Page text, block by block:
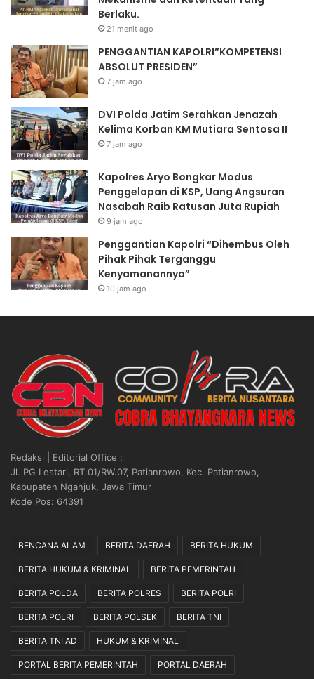
Berlaku.
21 menit ago
PENGGANTIAN KAPOLRI”KOMPETENSI
ABSOLUT PRESIDEN”
7 jam ago
DVI Polda Jatim Serahkan Jenazah
Kelima Korban KM Mutiara Sentosa II
7 jam ago
Kapolres Aryo Bongkar Modus
Penggelapan di KSP, Uang Angsuran
Nasabah Raib Ratusan Juta Rupiah
9 jam ago
Penggantian Kapolri “Dihembus Oleh
Pihak Pihak Terganggu
Kenyamanannya”
10 jam ago
Redaksi | Editorial Office :
Jl. PG Lestari, RT.01/RW.07, Patianrowo, Kec. Patianrowo,
Kabupaten Nganjuk, Jawa Timur
Kode Pos: 64391
BENCANA ALAM BERITA DAERAH BERITA HUKUM
BERITA HUKUM & KRIMINAL BERITA PEMERINTAH
BERITA POLDA BERITA POLRES BERITA POLRI
BERITA POLRI BERITA POLSEK BERITA TNI
BERITA TNI AD HUKUM & KRIMINAL
PORTAL BERITA PEMERINTAH PORTAL DAERAH